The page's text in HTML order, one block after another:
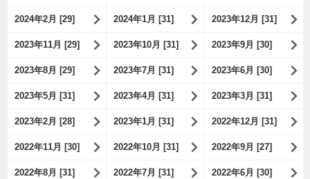
2024年2月 [29] 2024年1月 [31] 2023年12月 [31]
2023年11月 [29] 2023年10月 [31] 2023年9月 [30]
2023年8月 [29] 2023年7月 [31] 2023年6月 [30]
2023年5月 [31] 2023年4月 [31] 2023年3月 [31]
2023年2月 [28] 2023年1月 [31] 2022年12月 [31]
2022年11月 [30] 2022年10月 [31] 2022年9月 [27]
2022年8月 [31] 2022年7月 [31] 2022年6月 [30]